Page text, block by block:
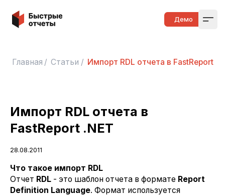
Быстрые отчеты Демо
Главная / Статьи / Импорт RDL отчета в FastReport
Импорт RDL отчета в
FastReport .NET
28.08.2011
Что такое импорт RDL
Отчет RDL - это шаблон отчета в формате Report
Definition Language. Формат используется